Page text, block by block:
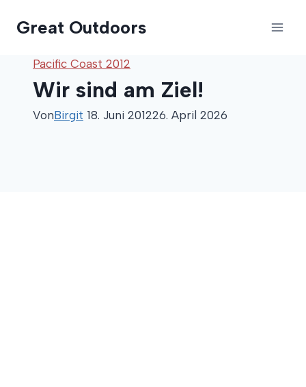
InhaltGreat Outdoors
Pacific Coast 2012
Wir sind am Ziel!
VonBirgit 18. Juni 201226. April 2026